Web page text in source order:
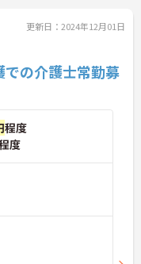
更新日：2024年12月01日
の介護士常勤募
程度
度